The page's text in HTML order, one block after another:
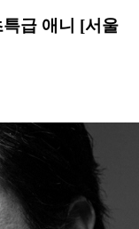
급 애니 [서울